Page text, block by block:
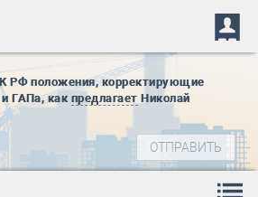
РФ положения, корректирующие
ГАПа, как предлагает Николай